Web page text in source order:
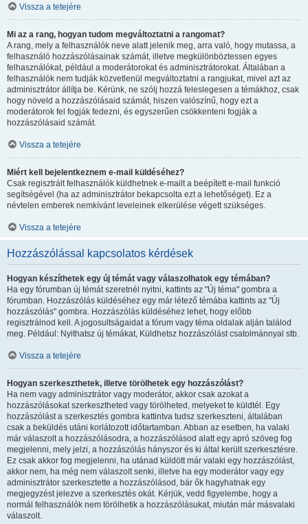
Vissza a tetejére
Mi az a rang, hogyan tudom megváltoztatni a rangomat?
A rang, mely a felhasználók neve alatt jelenik meg, arra való, hogy mutassa, a
felhasználó hozzászólásainak számát, illetve megkülönböztessen egyes
felhasználókat, például a moderátorokat és adminisztrátorokat. Általában a
felhasználók nem tudják közvetlenül megváltoztatni a rangjukat, mivel azt az
adminisztrátor állítja be. Kérünk, ne szólj hozzá feleslegesen a témákhoz, csak
hogy növeld a hozzászólásaid számát, hiszen valószínű, hogy ezt a
moderátorok fel fogják fedezni, és egyszerűen csökkenteni fogják a
hozzászólásaid számát.
Vissza a tetejére
Miért kell bejelentkeznem e-mail küldéséhez?
Csak regisztrált felhasználók küldhetnek e-mailt a beépített e-mail funkció
segítségével (ha az adminisztrátor bekapcsolta ezt a lehetőséget). Ez a
névtelen emberek nemkívánt leveleinek elkerülése végett szükséges.
Vissza a tetejére
Hozzászólással kapcsolatos kérdések
Hogyan készíthetek egy új témát vagy válaszolhatok egy témában?
Ha egy fórumban új témát szeretnél nyitni, kattints az "Új téma" gombra a
fórumban. Hozzászólás küldéséhez egy már létező témába kattints az "Új
hozzászólás" gombra. Hozzászólás küldéséhez lehet, hogy előbb
regisztrálnod kell. A jogosultságaidat a fórum vagy téma oldalak alján találod
meg. Például: Nyithatsz új témákat, Küldhetsz hozzászólást csatolmánnyal stb.
Vissza a tetejére
Hogyan szerkeszthetek, illetve törölhetek egy hozzászólást?
Ha nem vagy adminisztrátor vagy moderátor, akkor csak azokat a
hozzászólásokat szerkesztheted vagy törölheted, melyeket te küldtél. Egy
hozzászólást a szerkesztés gombra kattintva tudsz szerkeszteni, általában
csak a beküldés utáni korlátozott időtartamban. Abban az esetben, ha valaki
már válaszolt a hozzászólásodra, a hozzászólásod alatt egy apró szöveg fog
megjelenni, mely jelzi, a hozzászólás hányszor és ki által került szerkesztésre.
Ez csak akkor fog megjelenni, ha utánad küldött már valaki egy hozzászólást,
akkor nem, ha még nem válaszolt senki, illetve ha egy moderátor vagy egy
adminisztrátor szerkesztette a hozzászólásod, bár ők hagyhatnak egy
megjegyzést jelezve a szerkesztés okát. Kérjük, vedd figyelembe, hogy a
normál felhasználók nem törölhetik a hozzászólásukat, miután már másvalaki
válaszolt.